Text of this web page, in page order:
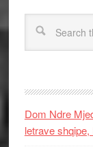
Dom Ndre
letrave